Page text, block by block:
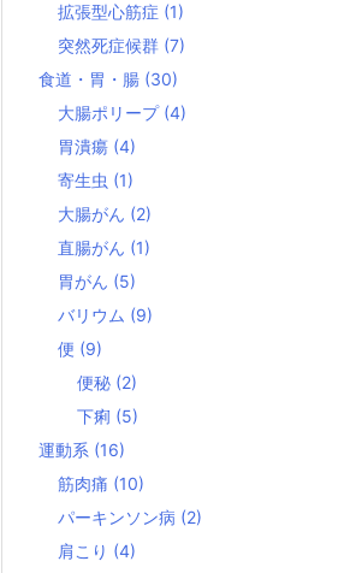
拡張型心筋症 (1)
突然死症候群 (7)
食道・胃・腸 (30)
大腸ポリープ (4)
胃潰瘍 (4)
寄生虫 (1)
大腸がん (2)
直腸がん (1)
胃がん (5)
バリウム (9)
便 (9)
便秘 (2)
下痢 (5)
運動系 (16)
筋肉痛 (10)
パーキンソン病 (2)
肩こり (4)